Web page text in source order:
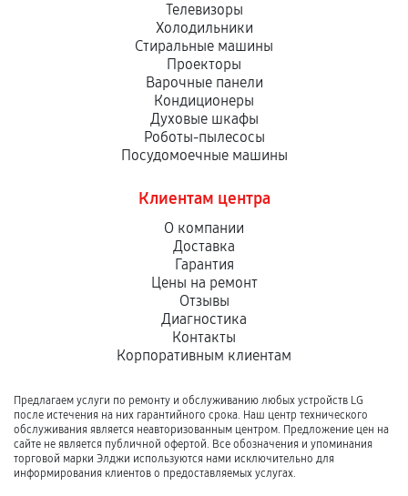
Телевизоры
Холодильники
Стиральные машины
Проекторы
Варочные панели
Кондиционеры
Духовые шкафы
Роботы-пылесосы
Посудомоечные машины
Клиентам центра
О компании
Доставка
Гарантия
Цены на ремонт
Отзывы
Диагностика
Контакты
Корпоративным клиентам
Предлагаем услуги по ремонту и обслуживанию любых устройств LG
после истечения на них гарантийного срока. Наш центр технического
обслуживания является неавторизованным центром. Предложение цен на
сайте не является публичной офертой. Все обозначения и упоминания
торговой марки Элджи используются нами исключительно для
информирования клиентов о предоставляемых услугах.